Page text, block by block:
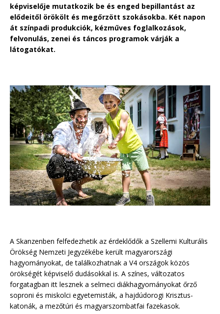
képviselője mutatkozik be és enged bepillantást az
elődeitől örökölt és megőrzött szokásokba. Két napon
át színpadi produkciók, kézműves foglalkozások,
felvonulás, zenei és táncos programok várják a
látogatókat.
A Skanzenben felfedezhetik az érdeklődők a Szellemi Kulturális
Örökség Nemzeti Jegyzékébe került magyarországi
hagyományokat, de találkozhatnak a V4 országok közös
örökségét képviselő dudásokkal is. A színes, változatos
forgatagban itt lesznek a selmeci diákhagyományokat őrző
soproni és miskolci egyetemisták, a hajdúdorogi Krisztus-
katonák, a mezőtúri és magyarszombatfai fazekasok.